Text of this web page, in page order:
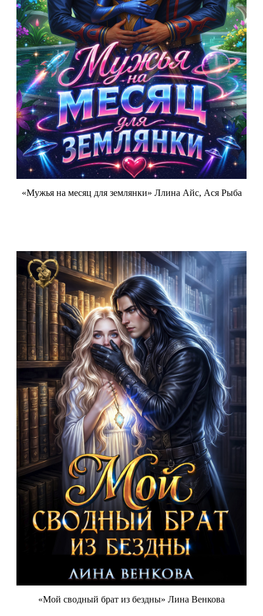
«Мужья на месяц для землянки» Ллина Айс, Ася Рыба
«Мой сводный брат из бездны» Лина Венкова